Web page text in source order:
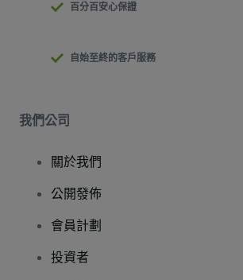
百分百安心保證
自始至終的客戶服務
我們公司
關於我們
公開發佈
會員計劃
投資者